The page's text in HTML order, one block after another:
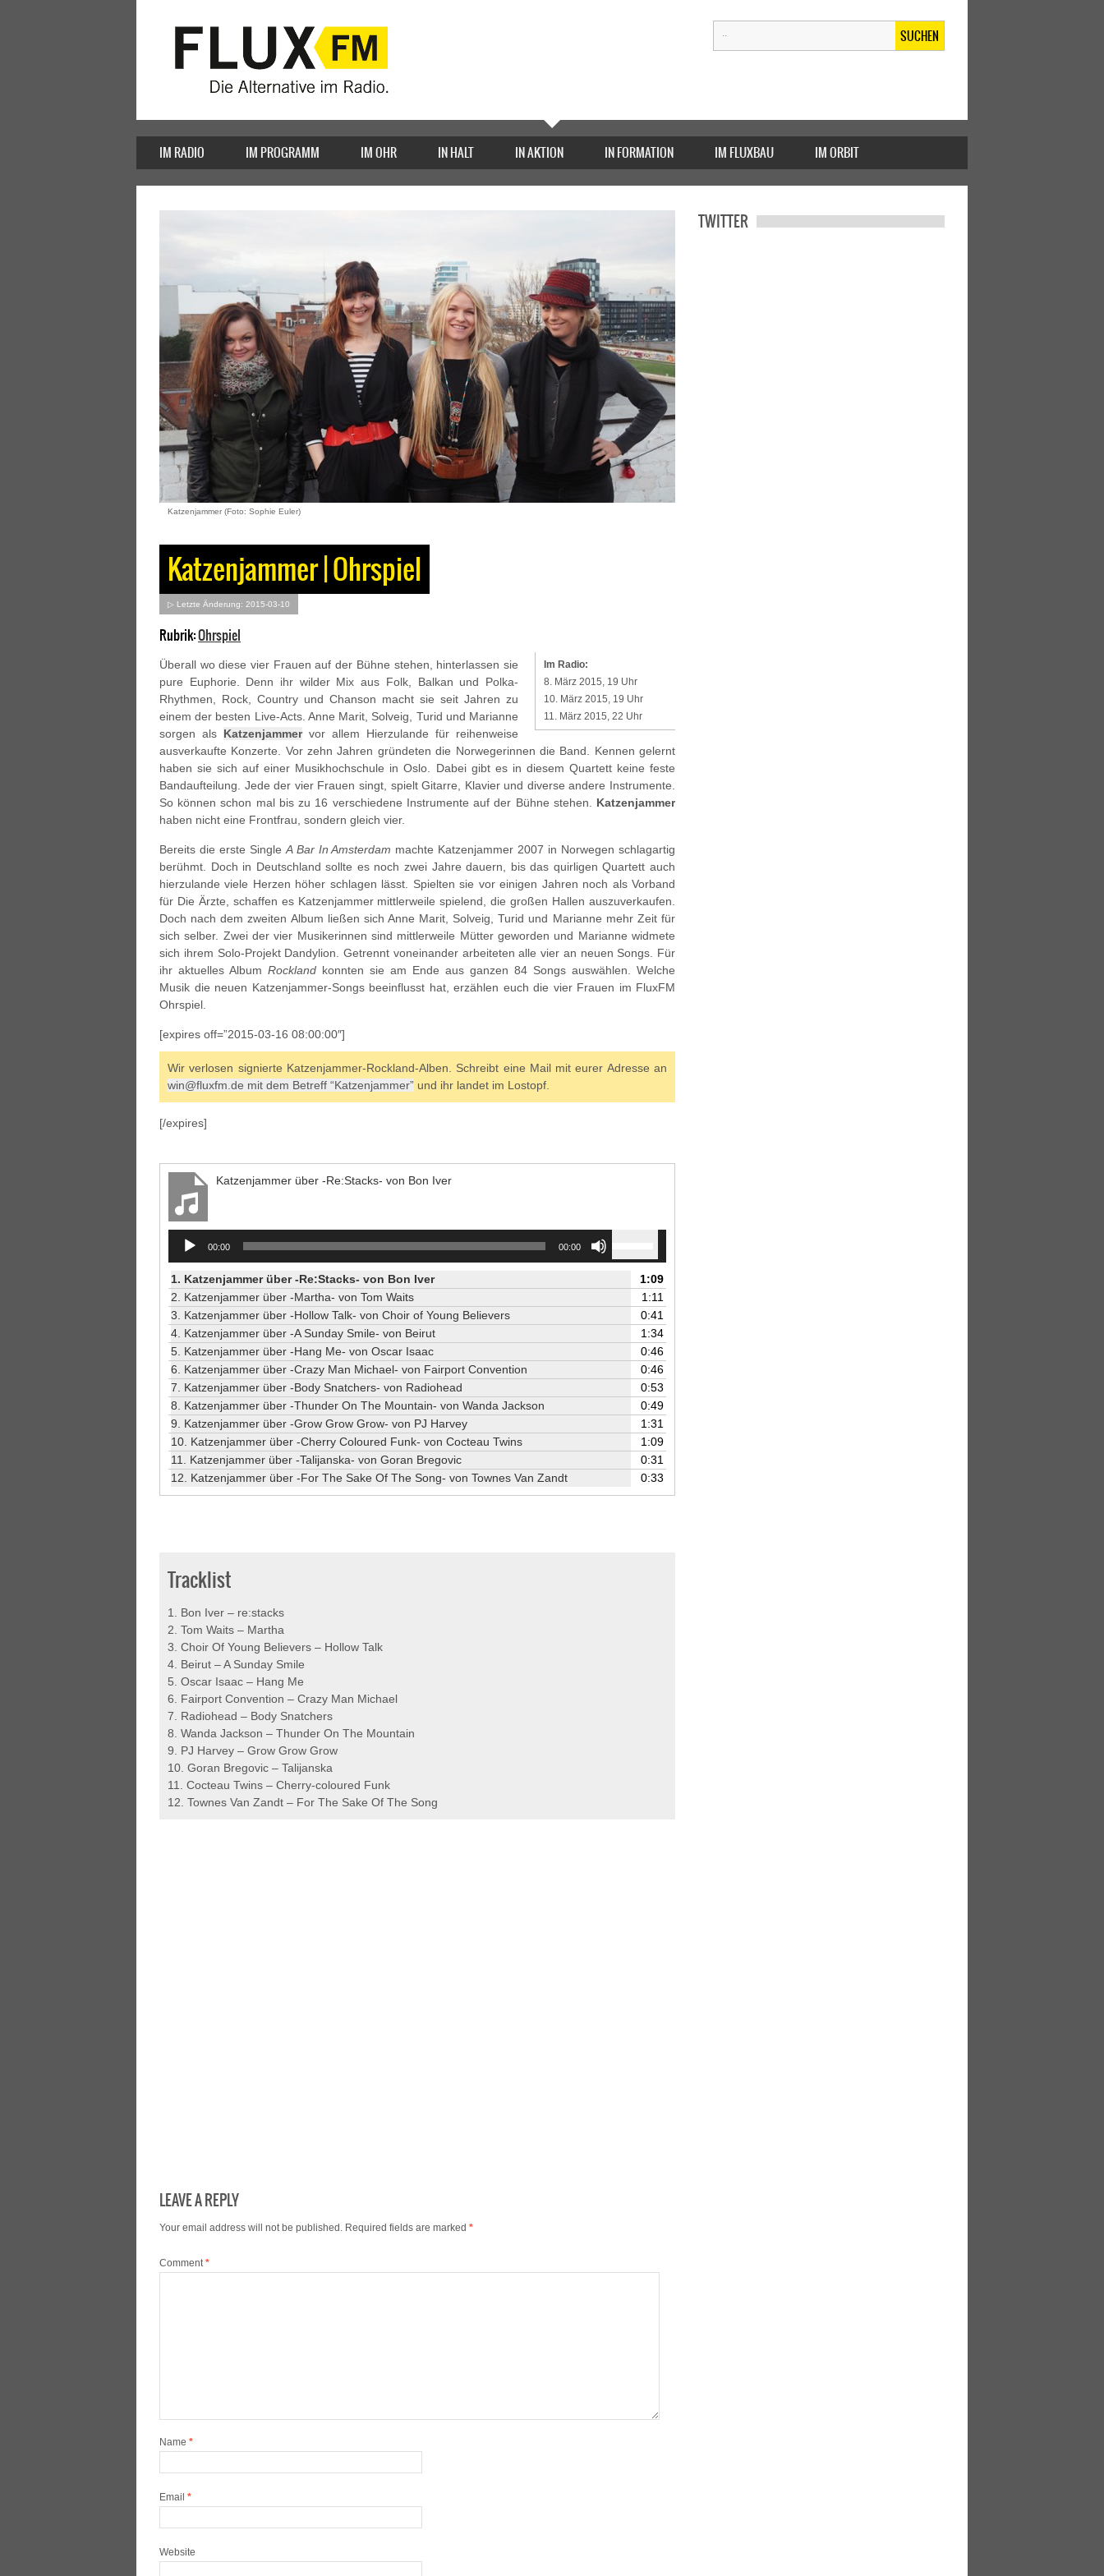
SUCHEN
IM RADIO IM PROGRAMM IM OHR IN HALT IN AKTION IN FORMATION IM FLUXBAU IM ORBIT
Katzenjammer (Foto: Sophie Euler)
Katzenjammer | Ohrspiel
▷ Letzte Änderung: 2015-03-10
Rubrik:Ohrspiel
Im Radio:
8. März 2015, 19 Uhr
10. März 2015, 19 Uhr
11. März 2015, 22 Uhr
Überall wo diese vier Frauen auf der Bühne stehen, hinterlassen sie
pure Euphorie. Denn ihr wilder Mix aus Folk, Balkan und Polka-
Rhythmen, Rock, Country und Chanson macht sie seit Jahren zu
einem der besten Live-Acts. Anne Marit, Solveig, Turid und Marianne
sorgen als Katzenjammervor allem Hierzulande für reihenweise
ausverkaufte Konzerte. Vor zehn Jahren gründeten die Norwegerinnen die Band. Kennen gelernt
haben sie sich auf einer Musikhochschule in Oslo. Dabei gibt es in diesem Quartett keine feste
Bandaufteilung. Jede der vier Frauen singt, spielt Gitarre, Klavier und diverse andere Instrumente.
So können schon mal bis zu 16 verschiedene Instrumente auf der Bühne stehen. Katzenjammer
haben nicht eine Frontfrau, sondern gleich vier.
Bereits die erste Single A Bar In Amsterdam machte Katzenjammer 2007 in Norwegen schlagartig
berühmt. Doch in Deutschland sollte es noch zwei Jahre dauern, bis das quirligen Quartett auch
hierzulande viele Herzen höher schlagen lässt. Spielten sie vor einigen Jahren noch als Vorband
für Die Ärzte, schaffen es Katzenjammer mittlerweile spielend, die großen Hallen auszuverkaufen.
Doch nach dem zweiten Album ließen sich Anne Marit, Solveig, Turid und Marianne mehr Zeit für
sich selber. Zwei der vier Musikerinnen sind mittlerweile Mütter geworden und Marianne widmete
sich ihrem Solo-Projekt Dandylion. Getrennt voneinander arbeiteten alle vier an neuen Songs. Für
ihr aktuelles Album Rockland konnten sie am Ende aus ganzen 84 Songs auswählen. Welche
Musik die neuen Katzenjammer-Songs beeinflusst hat, erzählen euch die vier Frauen im FluxFM
Ohrspiel.
[expires off=”2015-03-16 08:00:00″]
Wir verlosen signierte Katzenjammer-Rockland-Alben. Schreibt eine Mail mit eurer Adresse an
win@fluxfm.de mit dem Betreff “Katzenjammer” und ihr landet im Lostopf.
[/expires]
Katzenjammer über -Re:Stacks- von Bon Iver
Audio
Player
00:00 00:00
keys
to
increase
or
decrease
volume.
1. Katzenjammer über -Re:Stacks- von Bon Iver
1:09
2. Katzenjammer über -Martha- von Tom Waits
1:11
3. Katzenjammer über -Hollow Talk- von Choir of Young Believers
0:41
4. Katzenjammer über -A Sunday Smile- von Beirut
1:34
5. Katzenjammer über -Hang Me- von Oscar Isaac
0:46
6. Katzenjammer über -Crazy Man Michael- von Fairport Convention
0:46
7. Katzenjammer über -Body Snatchers- von Radiohead
0:53
8. Katzenjammer über -Thunder On The Mountain- von Wanda Jackson
0:49
9. Katzenjammer über -Grow Grow Grow- von PJ Harvey
1:31
10. Katzenjammer über -Cherry Coloured Funk- von Cocteau Twins
1:09
11. Katzenjammer über -Talijanska- von Goran Bregovic
0:31
12. Katzenjammer über -For The Sake Of The Song- von Townes Van Zandt 0:33
Tracklist
1. Bon Iver – re:stacks
2. Tom Waits – Martha
3. Choir Of Young Believers – Hollow Talk
4. Beirut – A Sunday Smile
5. Oscar Isaac – Hang Me
6. Fairport Convention – Crazy Man Michael
7. Radiohead – Body Snatchers
8. Wanda Jackson – Thunder On The Mountain
9. PJ Harvey – Grow Grow Grow
10. Goran Bregovic – Talijanska
11. Cocteau Twins – Cherry-coloured Funk
12. Townes Van Zandt – For The Sake Of The Song
LEAVE A REPLY
Your email address will not be published. Required fields are marked *
Comment*
Name *
Email *
Website
TWITTER